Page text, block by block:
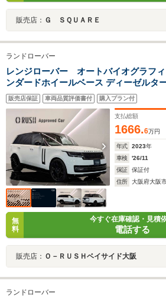
販売店： Ｇ ＳＱＵＡＲＥ
ランドローバー
レンジローバー オートバイオグラフィ
ンダードホイールベース ディーゼル
ターテイメント 電動サイドステップ
ーコンソール急速クーラーボックス シ
リアパック ブラックコントラストル
ック23インチ?スタイル1075?
販売店保証 車両品質評価書付 購入プラン付
支払総額
1666.6万円
年式 2023年
車検
'26/11
保証
保証付
住所
大阪府大阪
無
料
今すぐ在庫確認・見積
電話する
販売店： Ｏ－ＲＵＳＨベイサイド大阪
ランドローバー